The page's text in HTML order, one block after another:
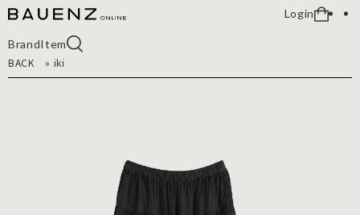
Login
BrandItem
BACK
» iki